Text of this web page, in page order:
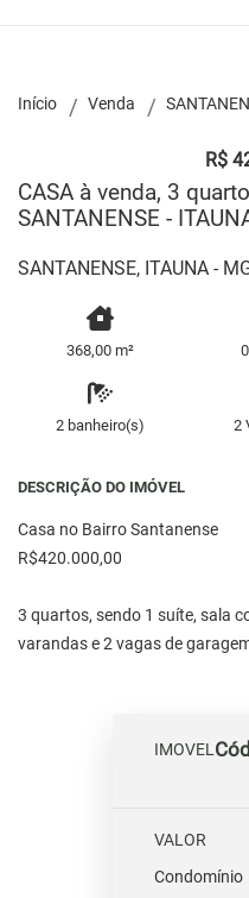
Início Venda
R$
CASA à venda, 3
SANTANENSE -
SANTANENSE, ITAUNA -
368,00 m²
2 banheiro(s) 2
DESCRIÇÃO DO IMÓVEL
Casa no Bairro Santanense
R$420.000,00
3 quartos, sendo 1 suíte, sala
varandas e 2 vagas de
IMOVEL
VALOR
Condomínio